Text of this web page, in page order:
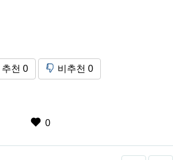
추천 0 비추천 0
0